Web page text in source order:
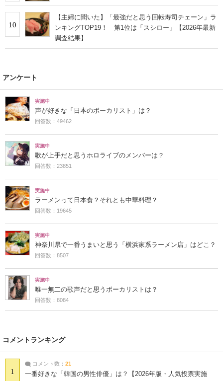
10
【主婦に聞いた】「最強だと思う回転寿司チェーン」ラ
ンキングTOP19！ 第1位は「スシロー」【2026年最新
調査結果】
アンケート
実施中
声が好きな「日本のボーカリスト」は？
回答数：49462
実施中
歌が上手だと思うホロライブのメンバーは？
回答数：23851
実施中
ラーメンって日本食？それとも中華料理？
回答数：19645
実施中
神奈川県で一番うまいと思う「横浜家系ラーメン店」はどこ？
回答数：8507
実施中
唯一無二の歌声だと思うボーカリストは？
回答数：8084
コメントランキング
1
コメント数： 21
一番好きな「韓国の男性俳優」は？【2026年版・人気投票実施